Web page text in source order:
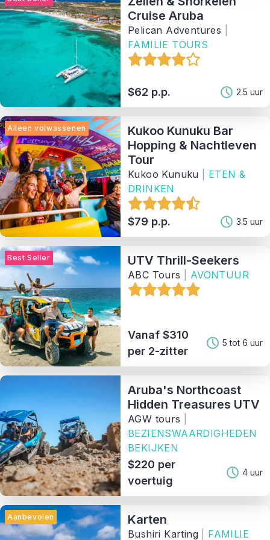
Activiteit
Sorteer Op
66 Matching Properties
Show Results
Cruise Aruba
Pelican Adventures
FAMILIE TOURS
$62 p.p. 2.5 uur
Alleen volwassenen
Kukoo Kunuku Bar
Hopping & Nachtleven
Tour
Kukoo Kunuku
ETEN &
DRINKEN
$79 p.p. 3.5 uur
Best Seller UTV Thrill-Seekers
ABC Tours AVONTUUR
Vanaf $310
per 2-zitter
5 tot 6 uur
Aruba's Northcoast
Hidden Treasures UTV
AGW tours
BEZIENSWAARDIGHEDEN
BEKIJKEN
$220 per
voertuig
4 uur
Aanbevolen Karten
Bushiri Karting FAMILIE